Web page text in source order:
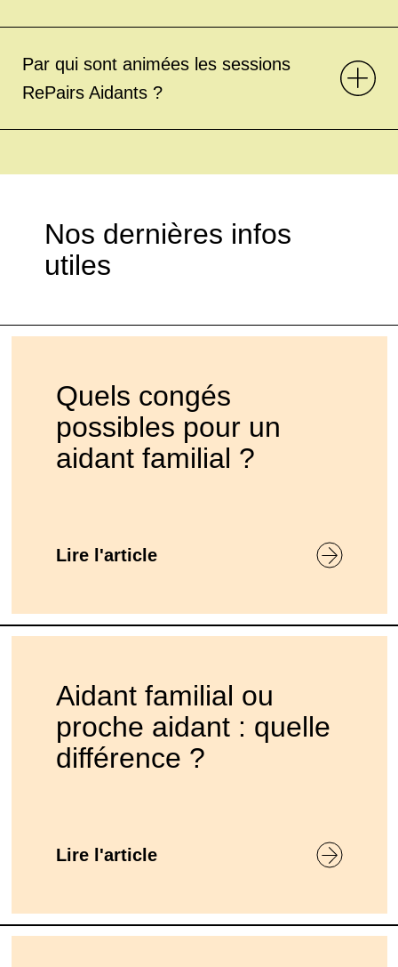
Par qui sont animées les sessions
RePairs Aidants ?
Nos dernières infos
utiles
Quels congés
possibles pour un
aidant familial ?
Lire l'article
Aidant familial ou
proche aidant : quelle
différence ?
Lire l'article